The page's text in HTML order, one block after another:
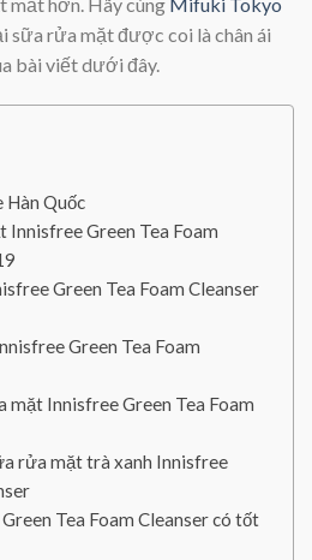
sữa rửa mặt được coi là chân ái
bài viết dưới đây.
Quốc
Green Tea Foam
Green Tea Foam Cleanser
Green Tea Foam
mặt Innisfree Green Tea Foam
rửa mặt trà xanh Innisfree
Tea Foam Cleanser có tốt